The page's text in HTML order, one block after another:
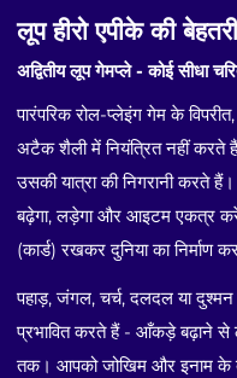
लूप हीरो एपीके की
अद्वितीय लूप गेमप्ले - कोई सीधा
पारंपरिक रोल-प्लेइंग गेम के
अटैक शैली में नियंत्रित नहीं करते
उसकी यात्रा की निगरानी करते
बढ़ेगा, लड़ेगा और आइटम एकत्र
(कार्ड) रखकर दुनिया का निर्माण
पहाड़, जंगल, चर्च, दलदल या
प्रभावित करते हैं - आँकड़े बढ़ाने से
तक। आपको जोखिम और इनाम के